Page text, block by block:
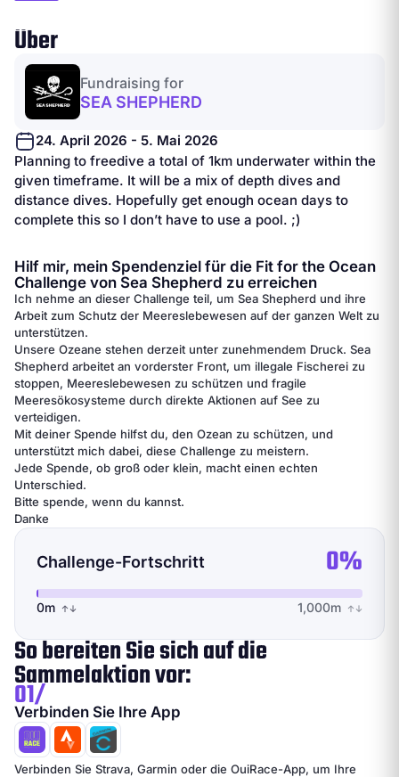
Über
Fundraising for
SEA SHEPHERD
24. April 2026 - 5. Mai 2026
Planning to freedive a total of 1km underwater within the
given timeframe. It will be a mix of depth dives and
distance dives. Hopefully get enough ocean days to
complete this so I don’t have to use a pool. ;)
Hilf mir, mein Spendenziel für die Fit for the Ocean
Challenge von Sea Shepherd zu erreichen
Ich nehme an dieser Challenge teil, um Sea Shepherd und ihre
Arbeit zum Schutz der Meereslebewesen auf der ganzen Welt zu
unterstützen.
Unsere Ozeane stehen derzeit unter zunehmendem Druck. Sea
Shepherd arbeitet an vorderster Front, um illegale Fischerei zu
stoppen, Meereslebewesen zu schützen und fragile
Meeresökosysteme durch direkte Aktionen auf See zu
verteidigen.
Mit deiner Spende hilfst du, den Ozean zu schützen, und
unterstützt mich dabei, diese Challenge zu meistern.
Jede Spende, ob groß oder klein, macht einen echten
Unterschied.
Bitte spende, wenn du kannst.
Danke
Challenge-Fortschritt 0%
0m ↑↓ 1,000m ↑↓
So bereiten Sie sich auf die
Sammelaktion vor:
01/
Verbinden Sie Ihre App
Verbinden Sie Strava, Garmin oder die OuiRace-App, um Ihre